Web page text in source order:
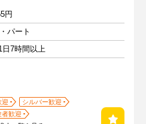
円
パート
日7時間以上
迎
シルバー歓迎
者歓迎